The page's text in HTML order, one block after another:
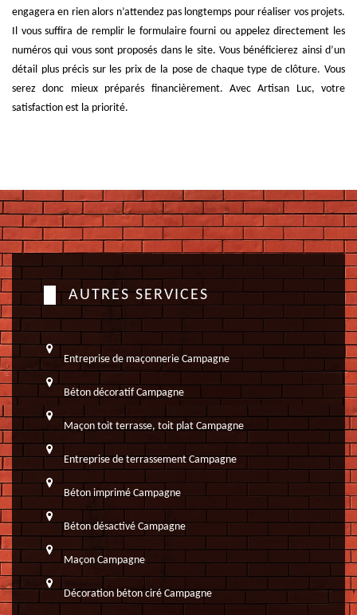
engagera en rien alors n’attendez pas longtemps pour réaliser vos projets.
Il vous suffira de remplir le formulaire fourni ou appelez directement les
numéros qui vous sont proposés dans le site. Vous bénéficierez ainsi d’un
détail plus précis sur les prix de la pose de chaque type de clôture. Vous
serez donc mieux préparés financièrement. Avec Artisan Luc, votre
satisfaction est la priorité.
AUTRES SERVICES
Entreprise de maçonnerie Campagne
Béton décoratif Campagne
Maçon toit terrasse, toit plat Campagne
Entreprise de terrassement Campagne
Béton imprimé Campagne
Béton désactivé Campagne
Maçon Campagne
Décoration béton ciré Campagne